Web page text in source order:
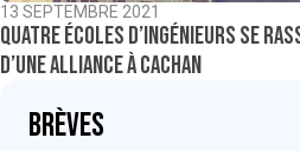
13 SEPTEMBRE 2021
Quatre écoles d’ingénieurs se
d’une alliance à Cachan
Brèves